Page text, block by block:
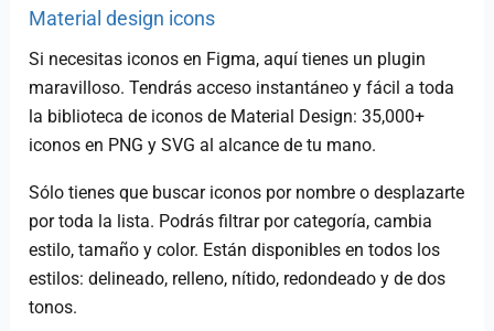
Material design icons
Si necesitas iconos en Figma, aquí tienes un plugin
maravilloso. Tendrás acceso instantáneo y fácil a toda
la biblioteca de iconos de Material Design: 35,000+
iconos en PNG y SVG al alcance de tu mano.
Sólo tienes que buscar iconos por nombre o desplazarte
por toda la lista. Podrás filtrar por categoría, cambia
estilo, tamaño y color. Están disponibles en todos los
estilos: delineado, relleno, nítido, redondeado y de dos
tonos.